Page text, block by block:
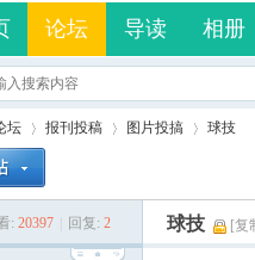
论坛 导读 相册
坛
›
报刊投稿
›
图片投搞
›
球技
: 20397 回复: 2 球技 [复